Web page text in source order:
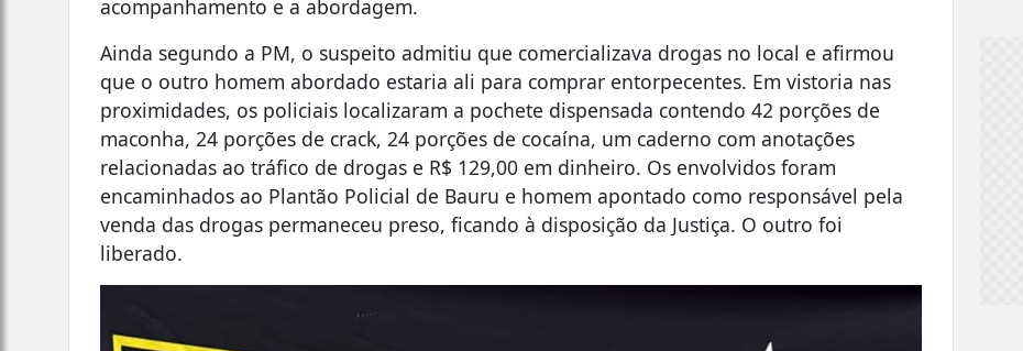
acompanhamento e a abordagem.
Ainda segundo a PM, o suspeito admitiu que comercializava drogas no local e afirmou
que o outro homem abordado estaria ali para comprar entorpecentes. Em vistoria nas
proximidades, os policiais localizaram a pochete dispensada contendo 42 porções de
maconha, 24 porções de crack, 24 porções de cocaína, um caderno com anotações
relacionadas ao tráfico de drogas e R$ 129,00 em dinheiro. Os envolvidos foram
encaminhados ao Plantão Policial de Bauru e homem apontado como responsável pela
venda das drogas permaneceu preso, ficando à disposição da Justiça. O outro foi
liberado.